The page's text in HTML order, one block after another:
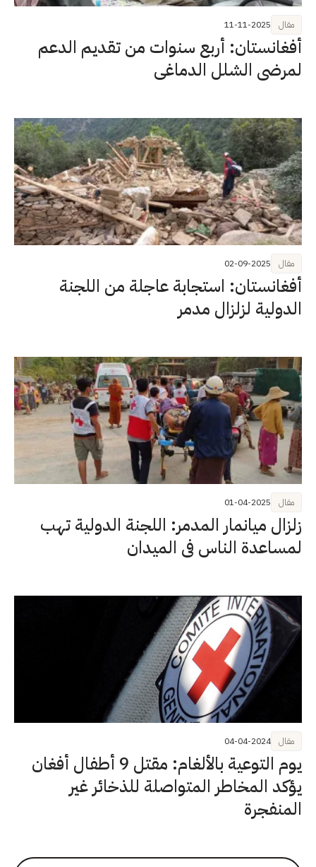
أفغانستان: أربع سنوات من تقديم الدعم
لمرضى الشلل الدماغي
مقال 11-11-2025
أفغانستان: استجابة عاجلة من اللجنة
الدولية لزلزالٍ مدمر
مقال 02-09-2025
زلزال ميانمار المدمر: اللجنة الدولية تهب
لمساعدة الناس في الميدان
مقال 01-04-2025
يوم التوعية بالألغام: مقتل 9 أطفال أفغان
يؤكد المخاطر المتواصلة للذخائر غير
المنفجرة
مقال 04-04-2024